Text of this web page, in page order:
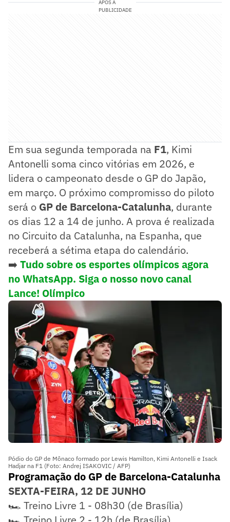
APÓS A
PUBLICIDADE
Em sua segunda temporada na F1, Kimi
Antonelli soma cinco vitórias em 2026, e
lidera o campeonato desde o GP do Japão,
em março. O próximo compromisso do piloto
será o GP de Barcelona-Catalunha, durante
os dias 12 a 14 de junho. A prova é realizada
no Circuito da Catalunha, na Espanha, que
receberá a sétima etapa do calendário.
➡️ Tudo sobre os esportes olímpicos agora
no WhatsApp. Siga o nosso novo canal
Lance! Olímpico
Pódio do GP de Mônaco formado por Lewis Hamilton, Kimi Antonelli e Isack
Hadjar na F1 (Foto: Andrej ISAKOVIC / AFP)
Programação do GP de Barcelona-Catalunha
SEXTA-FEIRA, 12 DE JUNHO
🏎️ Treino Livre 1 - 08h30 (de Brasília)